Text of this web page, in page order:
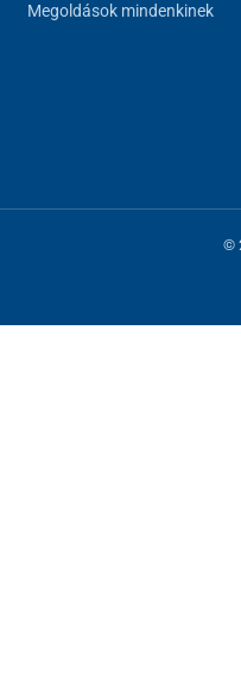
Megoldások mindenkinek
©